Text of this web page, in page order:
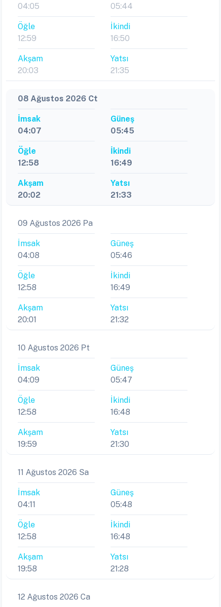
04:05
05:44
Öğle
12:59
İkindi
16:50
Akşam
20:03
Yatsı
21:35
08 Ağustos 2026 Ct
İmsak
04:07
Güneş
05:45
Öğle
12:58
İkindi
16:49
Akşam
20:02
Yatsı
21:33
09 Ağustos 2026 Pa
İmsak
04:08
Güneş
05:46
Öğle
12:58
İkindi
16:49
Akşam
20:01
Yatsı
21:32
10 Ağustos 2026 Pt
İmsak
04:09
Güneş
05:47
Öğle
12:58
İkindi
16:48
Akşam
19:59
Yatsı
21:30
11 Ağustos 2026 Sa
İmsak
04:11
Güneş
05:48
Öğle
12:58
İkindi
16:48
Akşam
19:58
Yatsı
21:28
12 Ağustos 2026 Ca